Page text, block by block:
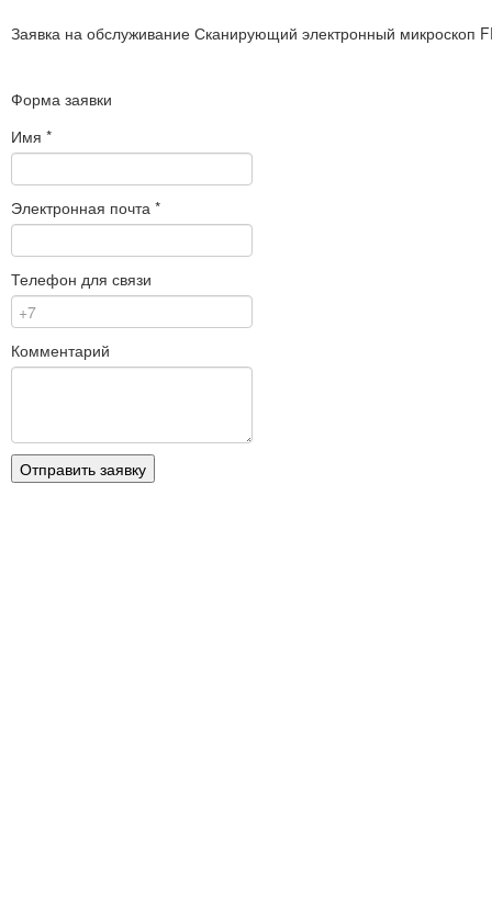
Заявка на обслуживание Сканирующий электронный микроскоп
Форма заявки
Имя *
Электронная почта *
Телефон для связи
Комментарий
Отправить заявку